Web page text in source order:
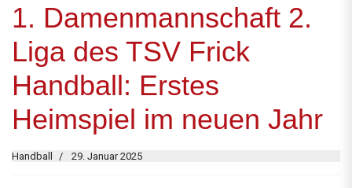
1. Damenmannschaft 2.
Liga des TSV Frick
Handball: Erstes
Heimspiel im neuen Jahr
Handball 29. Januar 2025